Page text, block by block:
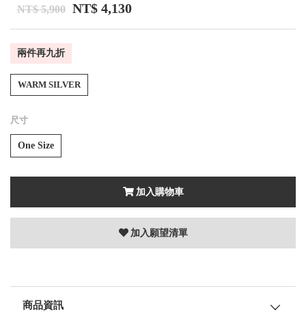
NT$ 5,900 NT$ 4,130
兩件再九折
WARM SILVER
尺寸
One Size
加入購物車
加入願望清單
商品資訊